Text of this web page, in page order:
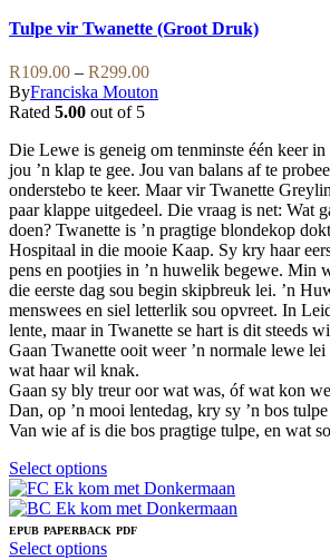
has
multiple
variants.
The
options
may
be
chosen
on
the
product
page
Tulpe vir Twanette (Groot Druk)
R109.00 – R299.00Price
range:
R299.00
ByFranciska Mouton
Rated 5.00 out of 5
Die Lewe is geneig om tenminste één keer in
jou ’n klap te gee. Jou van balans af te
onderstebo te keer. Maar vir Twanette
paar klappe uitgedeel. Die vraag is net: Wat
doen? Twanette is ’n pragtige blondekop
Hospitaal in die mooie Kaap. Sy kry haar
pens en pootjies in ’n huwelik begewe. Min
die eerste dag sou begin skipbreuk lei. ’n
menswees en siel letterlik sou opvreet. In
lente, maar in Twanette se hart is dit steeds
Gaan Twanette ooit weer ’n normale lewe
wat haar wil knak.
Gaan sy bly treur oor wat was, óf wat kon
Dan, op ’n mooi lentedag, kry sy ’n bos
Van wie af is die bos pragtige tulpe, en wat
Select optionsThis
product
has
multiple
variants.
EPUB PAPERBACK PDF
Select optionsThis